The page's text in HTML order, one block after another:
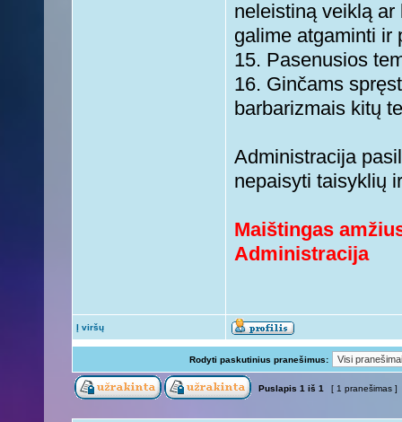
neleistiną veiklą
galime atgaminti ir
15. Pasenusios
16. Ginčams
barbarizmais kitų
Administracija
nepaisyti taisyklių
Maištingas
Administracija
Į viršų
Rodyti paskutinius pranešimus:
Puslapis 1 iš 1 [ 1 pranešimas ]